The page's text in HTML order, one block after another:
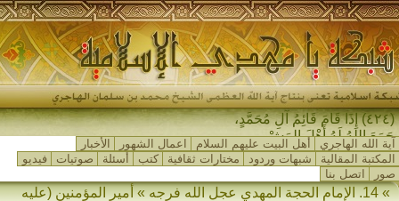
(٤٢٤) إِذَا قَامَ قَائِمُ آلِ مُحَمَّدٍ،
جَمَعَ اللهُ لَهُ أَهْلَ المَشْرِقِ-
آية الله الهاجري أهل البيت عليهم السلام اعمال الشهور
الأخبار
المكتبة المقالية
شبهات وردود مختارات ثقافية كتب أسئلة صوتيات
فيديو
صور
اتصل بنا
» 14. الإمام الحجة المهدي عجل الله فرجه » أمير المؤمنين (عليه